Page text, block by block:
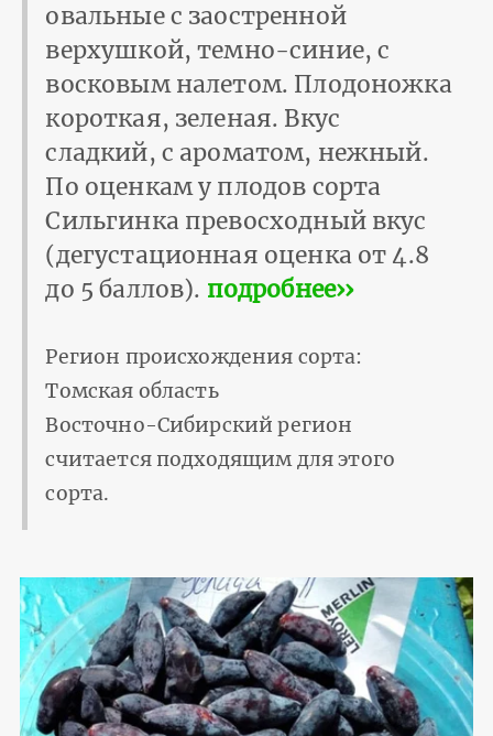
овальные с заостренной
верхушкой, темно-синие, с
восковым налетом. Плодоножка
короткая, зеленая. Вкус
сладкий, с ароматом, нежный.
По оценкам у плодов сорта
Сильгинка превосходный вкус
(дегустационная оценка от 4.8
до 5 баллов). подробнее››
Регион происхождения сорта:
Томская область
Восточно-Сибирский регион
считается подходящим для этого
сорта.